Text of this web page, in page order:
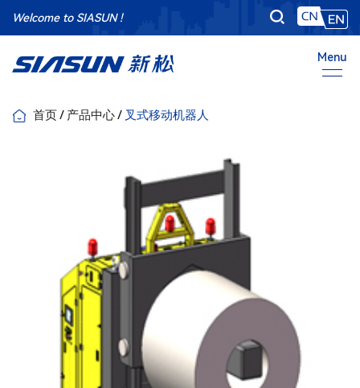
Menu
Welcome to SIASUN !
首页/ 产品中心/ 叉式移动机器人